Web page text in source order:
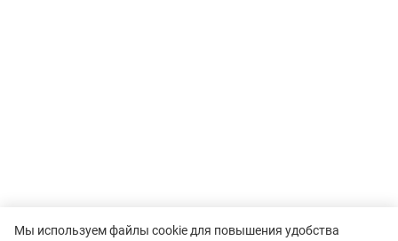
Мы используем файлы cookie для повышения удобства